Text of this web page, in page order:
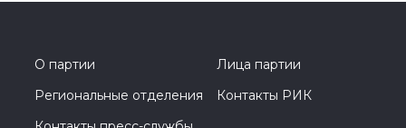
О партии
Лица партии
Региональные отделения
Контакты РИК